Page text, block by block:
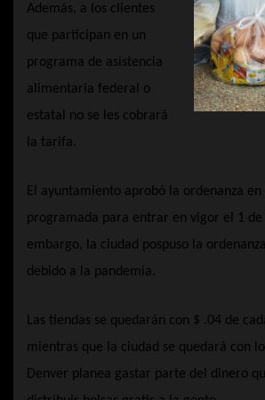
Además, a los clientes
que participan en un
programa de asistencia
alimentaria federal o
estatal no se les cobrará
la tarifa.
El ayuntamiento aprobó la ordenanza en
programada para entrar en vigor el 1 de
embargo, la ciudad pospuso la
debido a la pandemia.
Las tiendas se quedarán con $ .04 de
mientras que la ciudad se quedará con
Denver planea gastar parte del dinero